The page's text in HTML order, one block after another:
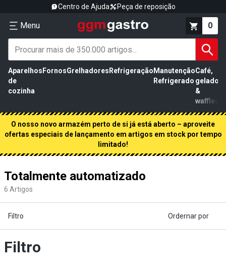
Centro de Ajuda Peça de reposição
Menu 0
Aparelhos
de
cozinha
FornosGrelhadores Refrigeração Manutenção
Refrigerado
Café,
gelados
&
waffles
O nosso novo armazém perto de si já está aberto – aproveite
ofertas especiais de lançamento em artigos em stock por tempo
limitado!
Totalmente automatizado
6 Artigos
Filtro Ordernar por
Filtro